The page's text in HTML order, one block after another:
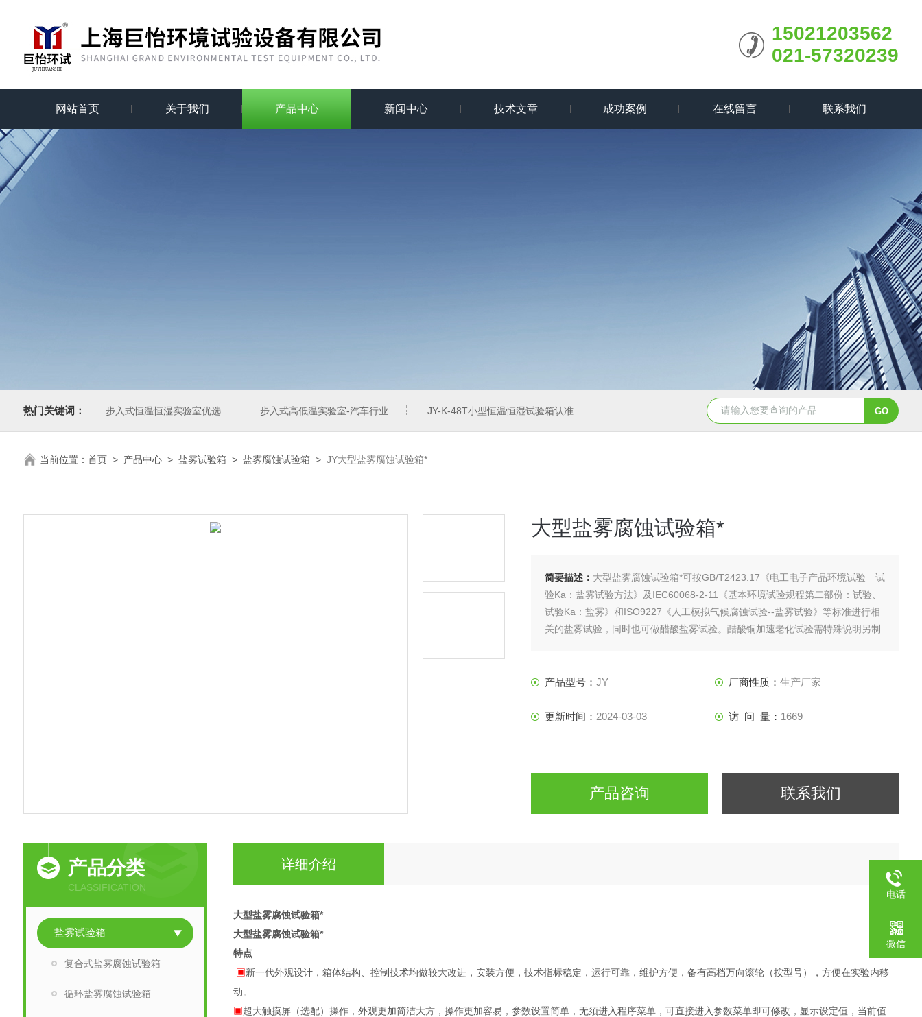
15021203562
021-57320239
网站首页 关于我们 产品中心 新闻中心 技术文章 成功案例 在线留言 联系我们
热门关键词： 步入式恒温恒湿实验室优选 步入式高低温实验室-汽车行业 JY-K-48T小型恒温恒湿试验箱认准巨怡环试 JY-K-48T小型恒温恒湿试验箱半导体行业专用 JY-K-
当前位置： 首页> 产品中心> 盐雾试验箱 > 盐雾腐蚀试验箱 > JY大型盐雾腐蚀试验箱*
大型盐雾腐蚀试验箱*
简要描述： 大型盐雾腐蚀试验箱*可按GB/T2423.17《电工电子产品环境试验 试
验Ka：盐雾试验方法》及IEC60068-2-11《基本环境试验规程第二部份：试验、
试验Ka：盐雾》和ISO9227《人工模拟气候腐蚀试验--盐雾试验》等标准进行相
关的盐雾试验，同时也可做醋酸盐雾试验。醋酸铜加速老化试验需特殊说明另制
产品型号：JY 厂商性质：生产厂家
更新时间： 2024-03-03 访 问 量： 1669
产品咨询 联系我们
产品分类
CLASSIFICATION
盐雾试验箱
复合式盐雾腐蚀试验箱
循环盐雾腐蚀试验箱
详细介绍
大型盐雾腐蚀试验箱*
大型盐雾腐蚀试验箱*
特点
▣新一代外观设计，箱体结构、控制技术均做较大改进，安装方便，技术指标稳定，运行可靠，维护方便，备有高档万向滚轮（按型号），方便在实验内移
动。
▣超大触摸屏（选配）操作，外观更加简洁大方，操作更加容易，参数设置简单，无须进入程序菜单，可直接进入参数菜单即可修改，显示设定值，当前值
电话
微信